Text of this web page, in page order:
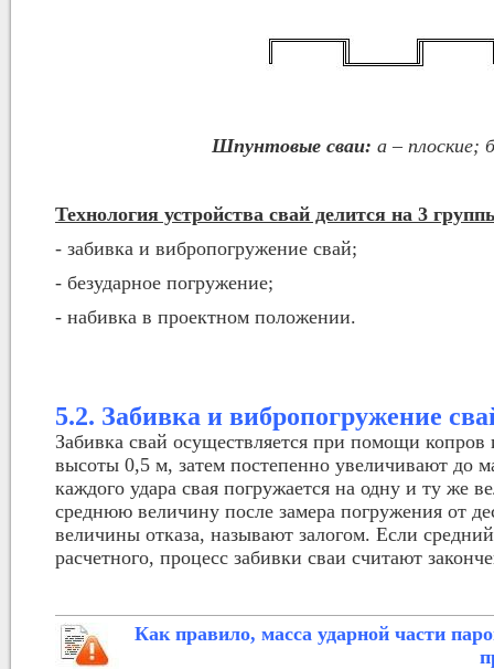
Шпунтовые сваи: а – плоские;
Технология устройства свай делится на 3
- забивка и вибропогружение свай;
- безударное погружение;
- набивка в проектном положении.
5.2. Забивка и вибропогружение
Забивка свай осуществляется при помощи
высоты 0,5 м, затем постепенно увеличивают до
каждого удара свая погружается на одну и ту же
среднюю величину после замера погружения от
величины отказа, называют залогом. Если
расчетного, процесс забивки сваи считают
Как правило, масса ударной части